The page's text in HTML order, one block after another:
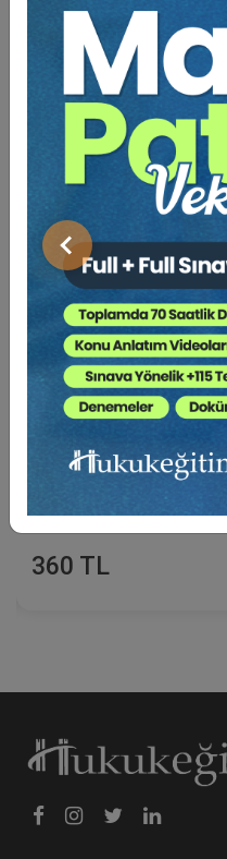
Önceki
BENZER VIDEO
Video Eğitim Abonesi
Tüketici Hukuku
Tüketi̇ci̇ Hukukunda
Tüketi̇ci̇ Hukuku
Kaydı
360 TL